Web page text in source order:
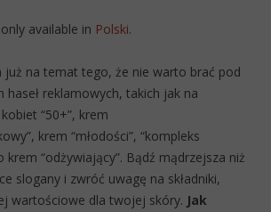
available in Polski.
już na temat tego, że nie warto brać pod
haseł reklamowych, takich jak na
“50+”, krem
krem “młodości”, “kompleks
krem “odżywiający”. Bądź mądrzejsza niż
slogany i zwróć uwagę na składniki,
wartościowe dla twojej skóry. Jak